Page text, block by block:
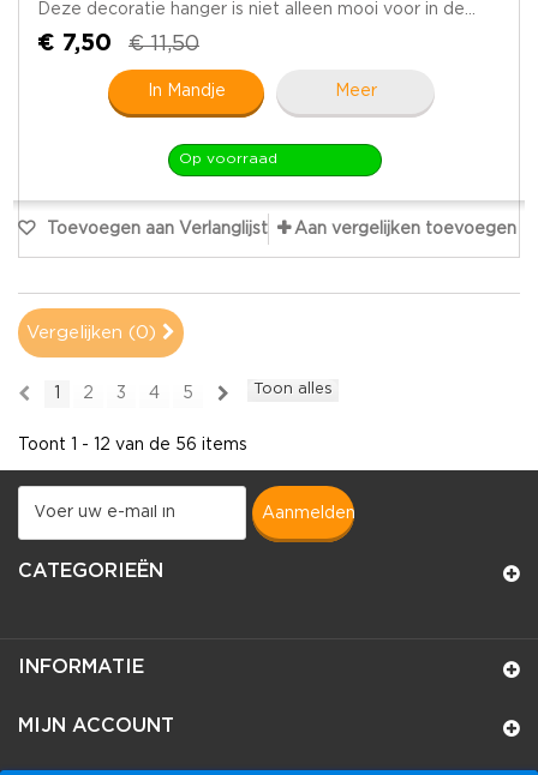
Deze decoratie hanger is niet alleen mooi voor in de...
€ 7,50 € 11,50
In Mandje Meer
Op voorraad
Toevoegen aan Verlanglijst Aan vergelijken toevoegen
Vergelijken (0 )
Toon alles
2 3 4 5
Toont 1 - 12 van de 56 items
aanmelden
CATEGORIEËN
INFORMATIE
MIJN ACCOUNT